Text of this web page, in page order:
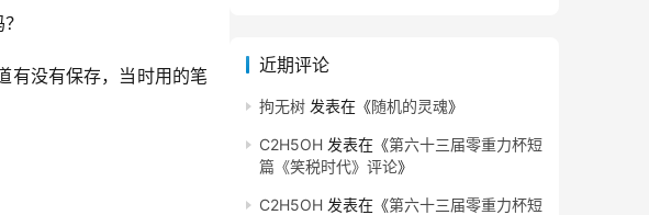
有没有保存，当时用的笔
近期评论
拘无树 发表在《随机的灵魂》
C2H5OH 发表在《第六十三届零重力杯短
篇《笑税时代》评论》
C2H5OH 发表在《第六十三届零重力杯短